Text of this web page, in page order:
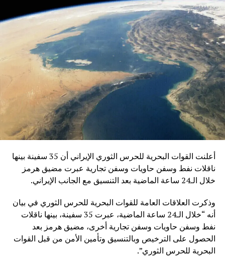
23 قبالة السواحل الإسرائيلية، لا سيما في الصخور العميقة التي
تعود إلى العصر الوسيط، والتي قد تمثّل “مجالًا جديدًا واعدًا في
شرق البحر المتوسط بأكمله”.
وأشار إلى أن “إنرجين” تخطط للبحث عن شريك لتنفيذ هذا
المشروع المعقد، متوقعًا أن يتم ذلك بعد عودة الاستقرار إلى
المنطقة.
كما كشف ريجاس أن الشركة تتطلع إلى نقل ما يصل إلى ملياري
متر مكعب سنويًّا من الغاز من حقل كاتلان الإسرائيلي، المقرر
بدء إنتاجه عام 2027، عبر خط أنابيب “نيتسانا” المخطط له بين
إسرائيل ومصر، والذي لم يُبنَ بعد.
UP
للطاقة” توقع اتفاقا للغاز لمدة 17 عاما مع الهند
رئيس الوزراء المصري يوضح سبب رفع أسعار الوقود
أعلنت القوات البحرية للحرس الثوري الإيراني أن 35 سفينة بينها
ناقلات نفط وسفن حاويات وسفن تجارية عبرت مضيق هرمز
خلال الـ24 ساعة الماضية بعد التنسيق مع الجانب الإيراني.
وذكرت العلاقات العامة للقوات البحرية للحرس الثوري في بيان
أنه “خلال الـ24 ساعة الماضية، عبرت 35 سفينة، بينها ناقلات
نفط وسفن حاويات وسفن تجارية أخرى، مضيق هرمز بعد
الحصول على الترخيص وبالتنسيق وتأمين الأمن من قبل القوات
البحرية للحرس الثوري”.